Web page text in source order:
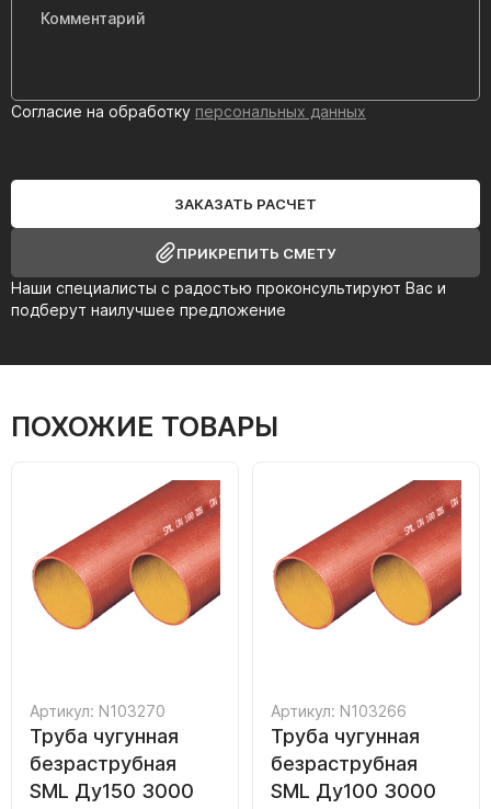
Наши специалисты с радостью проконсультируют Вас и
подберут наилучшее предложение
Согласие на обработку персональных данных
ЗАКАЗАТЬ РАСЧЕТ
ПРИКРЕПИТЬ СМЕТУ
ПОХОЖИЕ ТОВАРЫ
Артикул: N103270
Труба чугунная
безраструбная
SML Ду150 3000
Артикул: N103266
Труба чугунная
безраструбная
SML Ду100 3000